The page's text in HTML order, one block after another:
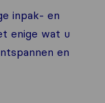
inpak- en
enige wat u
en